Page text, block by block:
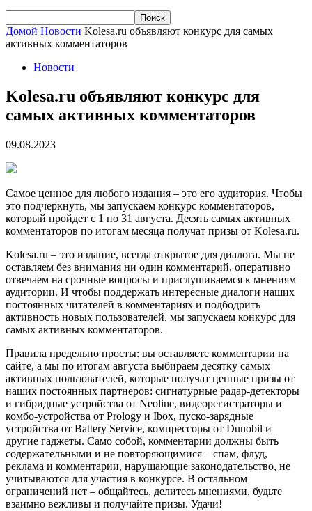
Домой Новости Kolesa.ru объявляют конкурс для самых
активных комментаторов
Новости
Kolesa.ru объявляют конкурс для
самых активных комментаторов
09.08.2023
Самое ценное для любого издания – это его аудитория. Чтобы
это подчеркнуть, мы запускаем конкурс комментаторов,
который пройдет с 1 по 31 августа. Десять самых активных
комментаторов по итогам месяца получат призы от Kolesa.ru.
Kolesa.ru – это издание, всегда открытое для диалога. Мы не
оставляем без внимания ни один комментарий, оперативно
отвечаем на срочные вопросы и прислушиваемся к мнениям
аудитории. И чтобы поддержать интересные диалоги наших
постоянных читателей в комментариях и подбодрить
активность новых пользователей, мы запускаем конкурс для
самых активных комментаторов.
Правила предельно просты: вы оставляете комментарии на
сайте, а мы по итогам августа выбираем десятку самых
активных пользователей, которые получат ценные призы от
наших постоянных партнеров: сигнатурные радар-детекторы
и гибридные устройства от Neoline, видеорегистраторы и
комбо-устройства от Prology и Ibox, пуско-зарядные
устройства от Battery Service, компрессоры от Dunobil и
другие гаджеты. Само собой, комментарии должны быть
содержательными и не повторяющимися – спам, флуд,
реклама и комментарии, нарушающие законодательство, не
учитываются для участия в конкурсе. В остальном
ограничений нет – общайтесь, делитесь мнениями, будьте
взаимно вежливы и получайте призы. Удачи!